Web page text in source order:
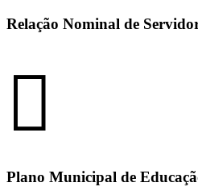
Relação Nominal de
Plano Municipal de